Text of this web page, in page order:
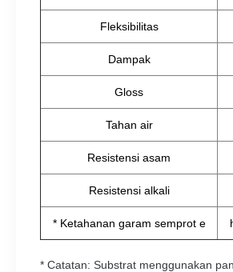
Fleksibilitas
Dampak
Gloss
Tahan air
Resistensi asam
Resistensi alkali
* Ketahanan garam semprot e
* Catatan: Substrat menggunakan